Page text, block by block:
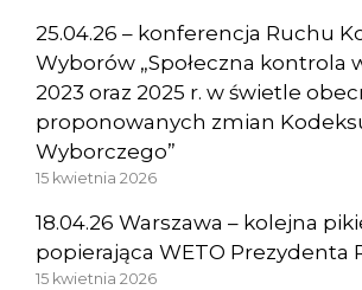
25.04.26 – konferencja Ruchu
Wyborów „Społeczna kontrola
2023 oraz 2025 r. w świetle
proponowanych zmian
Wyborczego”
15 kwietnia 2026
18.04.26 Warszawa – kolejna
popierająca WETO Prezydenta
15 kwietnia 2026